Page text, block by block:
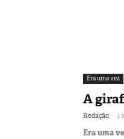
Era uma vez
A
Redação - 1
Era uma